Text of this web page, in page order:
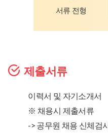
서류 전형
제출서류
이력서 및 자기소개서
※ 채용시 제출서류
-> 공무원 채용 신체검